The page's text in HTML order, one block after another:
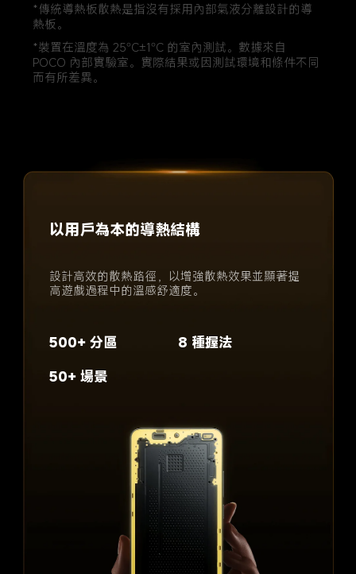
*傳統導熱板散熱是指沒有採用內部氣液分離設計的導
熱板。
*裝置在溫度為 25°C±1°C 的室內測試。數據來自
POCO 內部實驗室。實際結果或因測試環境和條件不同
而有所差異。
智能溫度控制
AI 技術可即時識別使用場景，選擇最佳散熱策
略，實現最佳散熱體驗。